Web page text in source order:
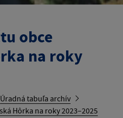
obce
na roky
Úradná tabuľa archív
Hôrka na roky 2023–2025